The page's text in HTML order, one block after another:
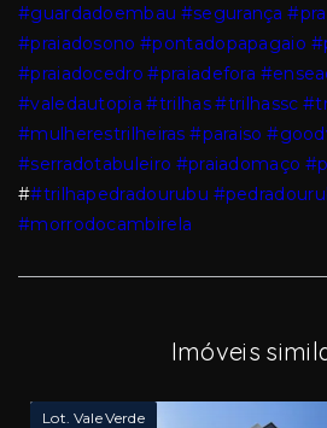
#guardadoembau #segurança
#praiadosono #pontadopapagaio
#praiadocedro #praiadefora
#valedautopia #trilhas#trilhassc
#mulherestrilheiras #paraiso
#serradotabuleiro #praiadomaço
##trilhapedradourubu
#morrodocambirela
Imóveis
Lot. Vale Verde